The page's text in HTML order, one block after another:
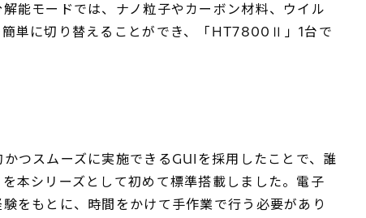
能モードでは、ナノ粒子やカーボン材料、ウイル
簡単に切り替えることができ、「HT7800Ⅱ」1台で
つスムーズに実施できるGUIを採用したことで、誰
本シリーズとして初めて標準搭載しました。電子
をもとに、時間をかけて手作業で行う必要があり